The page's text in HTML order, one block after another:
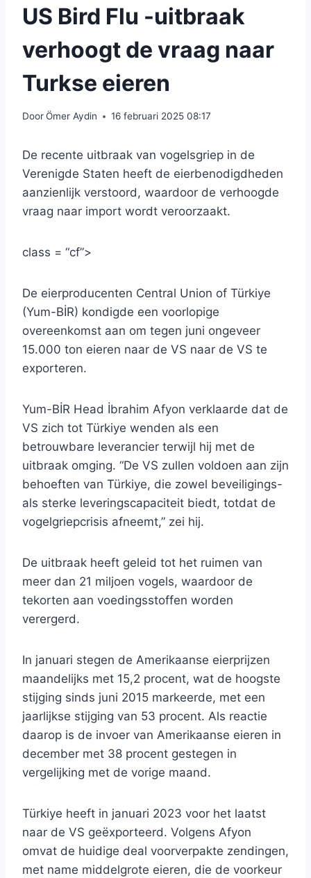
US Bird Flu -uitbraak
verhoogt de vraag naar
Turkse eieren
DoorÖmer Aydin 16 februari 2025 08:17
De recente uitbraak van vogelsgriep in de
Verenigde Staten heeft de eierbenodigdheden
aanzienlijk verstoord, waardoor de verhoogde
vraag naar import wordt veroorzaakt.
class = “cf”>
De eierproducenten Central Union of Türkiye
(Yum-BİR) kondigde een voorlopige
overeenkomst aan om tegen juni ongeveer
15.000 ton eieren naar de VS naar de VS te
exporteren.
Yum-BİR Head İbrahim Afyon verklaarde dat de
VS zich tot Türkiye wenden als een
betrouwbare leverancier terwijl hij met de
uitbraak omging. “De VS zullen voldoen aan zijn
behoeften van Türkiye, die zowel beveiligings-
als sterke leveringscapaciteit biedt, totdat de
vogelgriepcrisis afneemt,” zei hij.
De uitbraak heeft geleid tot het ruimen van
meer dan 21 miljoen vogels, waardoor de
tekorten aan voedingsstoffen worden
verergerd.
In januari stegen de Amerikaanse eierprijzen
maandelijks met 15,2 procent, wat de hoogste
stijging sinds juni 2015 markeerde, met een
jaarlijkse stijging van 53 procent. Als reactie
daarop is de invoer van Amerikaanse eieren in
december met 38 procent gestegen in
vergelijking met de vorige maand.
Türkiye heeft in januari 2023 voor het laatst
naar de VS geëxporteerd. Volgens Afyon
omvat de huidige deal voorverpakte zendingen,
met name middelgrote eieren, die de voorkeur